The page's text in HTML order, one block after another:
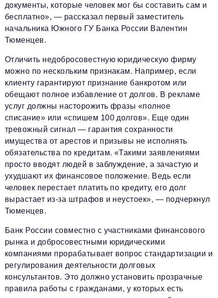
документы, которые человек мог бы составить сам и
бесплатно», — рассказал первый заместитель
начальника Южного ГУ Банка России Валентин
Тюменцев.
Отличить недобросовестную юридическую фирму
можно по нескольким признакам. Например, если
клиенту гарантируют признание банкротом или
обещают полное избавление от долгов. В рекламе
услуг должны насторожить фразы «полное
списание» или «спишем 100 долгов». Еще один
тревожный сигнал — гарантия сохранности
имущества от арестов и призывы не исполнять
обязательства по кредитам. «Такими заявлениями
просто вводят людей в заблуждение, а зачастую и
ухудшают их финансовое положение. Ведь если
человек перестает платить по кредиту, его долг
вырастает из-за штрафов и неустоек», — подчеркнул
Тюменцев.
Банк России совместно с участниками финансового
рынка и добросовестными юридическими
компаниями прорабатывает вопрос стандартизации и
регулирования деятельности долговых
консультантов. Это должно установить прозрачные
правила работы с гражданами, у которых есть